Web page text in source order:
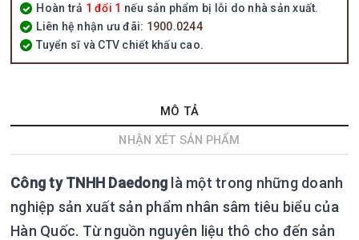
Hoàn trả 1 đổi 1 nếu sản phẩm bị lỗi do nhà sản xuất.
Liên hệ nhận ưu đãi: 1900.0244
Tuyển sĩ và CTV chiết khấu cao.
MÔ TẢ
NHẬN XÉT SẢN PHẨM
Công ty TNHH Daedong là một trong những doanh
nghiệp sản xuất sản phẩm nhân sâm tiêu biểu của
Hàn Quốc. Từ nguồn nguyên liệu thô cho đến sản